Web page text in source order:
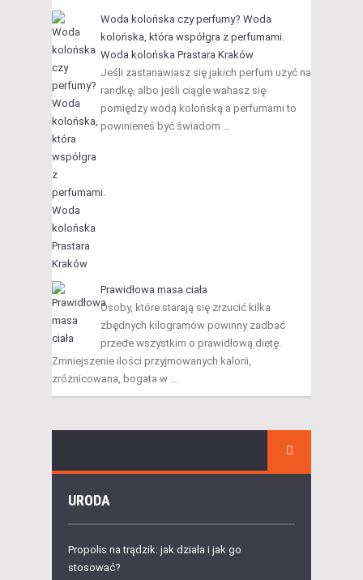
Woda kolońska czy perfumy? Woda
kolońska, która współgra z perfumami.
Woda kolońska Prastara Kraków
Jeśli zastanawiasz się jakich perfum użyć na
randkę, albo jeśli ciągle wahasz się
pomiędzy wodą kolońską a perfumami to
powinieneś być świadom …
Prawidłowa masa ciała
Osoby, które starają się zrzucić kilka
zbędnych kilogramów powinny zadbać
przede wszystkim o prawidłową dietę.
Zmniejszenie ilości przyjmowanych kalorii,
zróżnicowana, bogata w …
URODA
Propolis na trądzik: jak działa i jak go
stosować?